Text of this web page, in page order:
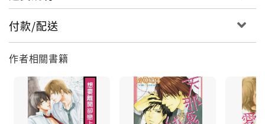
付款/配送
作者相關書籍